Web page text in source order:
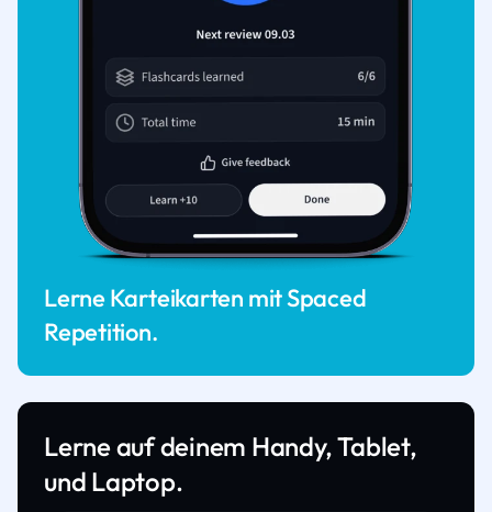
Lerne Karteikarten mit Spaced
Repetition.
Lerne auf deinem Handy, Tablet,
und Laptop.